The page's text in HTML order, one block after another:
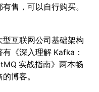
售，可以自行购买。
互联网公司基础架构
《深入理解 Kafka：
实战指南》两本畅
博客。